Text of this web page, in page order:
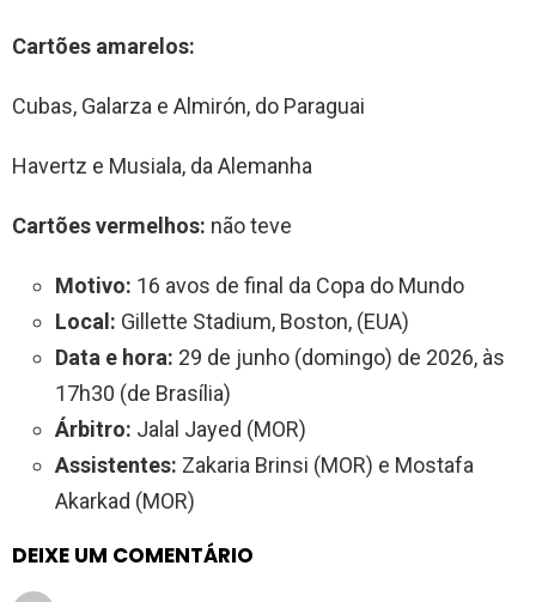
Cartões amarelos:
Cubas, Galarza e Almirón, do Paraguai
Havertz e Musiala, da Alemanha
Cartões vermelhos: não teve
Motivo: 16 avos de final da Copa do Mundo
Local: Gillette Stadium, Boston, (EUA)
Data e hora: 29 de junho (domingo) de 2026, às
17h30 (de Brasília)
Árbitro: Jalal Jayed (MOR)
Assistentes: Zakaria Brinsi (MOR) e Mostafa
Akarkad (MOR)
DEIXE UM COMENTÁRIO